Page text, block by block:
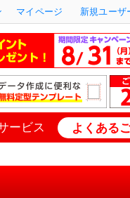
マイページ 新規ユーザ
ービス よくある